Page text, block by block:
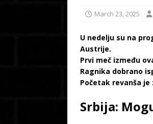
March 23, 2025
U nedelju su na
Austrije.
Prvi meč između
Ragnika dobrano
Početak revanša je
Srbija: